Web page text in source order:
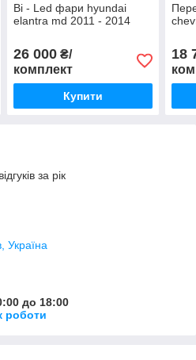
Bi - Led фари hyundai
elantra md 2011 - 2014
26 000₴/
комплект
Купити
18
за рік
Україна
до 18:00
роботи